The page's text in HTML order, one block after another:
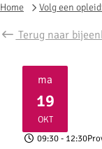
Home Volg een
Terug naar
ma
19
OKT
2026
09:30- 12:30